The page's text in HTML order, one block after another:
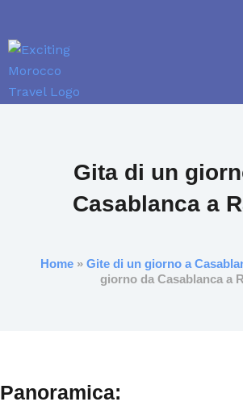
contenuto
Gita di un
Casablanca a
Home » Gite di un giorno a
giorno da Casablanca a
Panoramica: